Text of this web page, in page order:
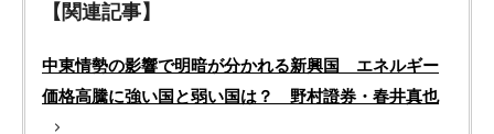
【関連記事】
中東情勢の影響で明暗が分かれる新興国 エネルギー
価格高騰に強い国と弱い国は？ 野村證券・春井真也